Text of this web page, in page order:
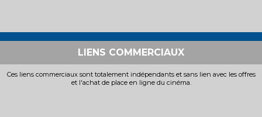
LIENS COMMERCIAUX
Ces liens commerciaux sont totalement indépendants et sans lien avec les offres
et l'achat de place en ligne du cinéma.